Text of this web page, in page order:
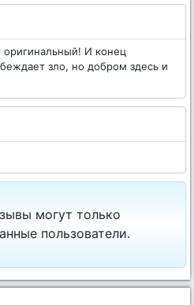
И конец
зло, но добром здесь и
могут только
пользователи.